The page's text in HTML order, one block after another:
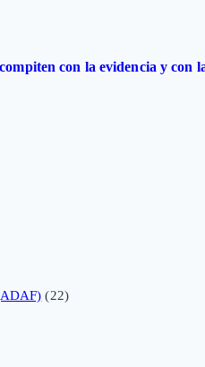
con la evidencia y con
(22)